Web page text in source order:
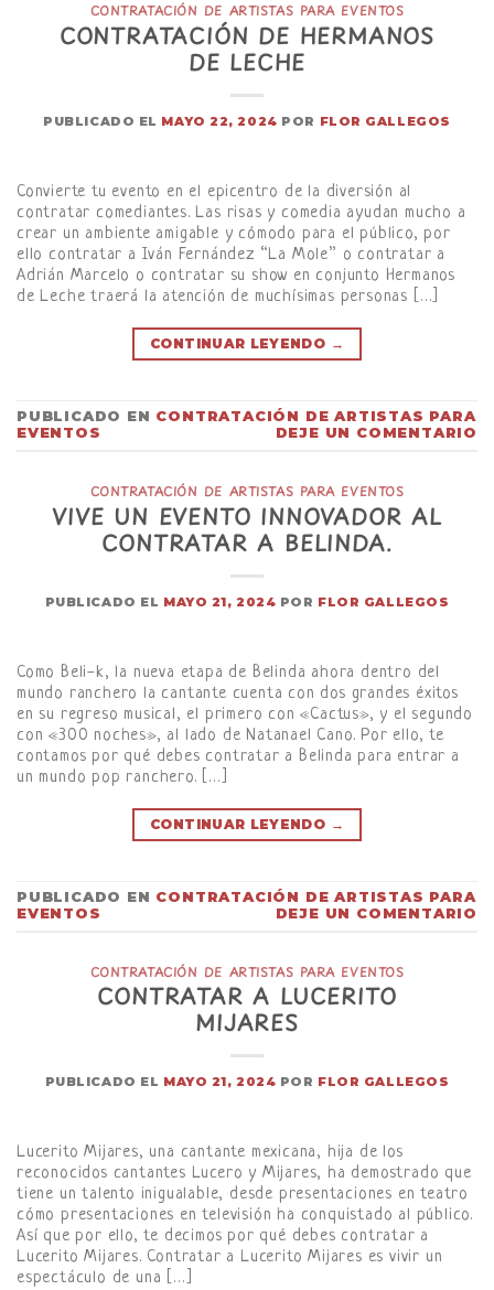
CONTRATACIÓN DE ARTISTAS PARA EVENTOS
CONTRATACIÓN DE HERMANOS
DE LECHE
PUBLICADO EL MAYO 22, 2024 POR FLOR GALLEGOS
Convierte tu evento en el epicentro de la diversión al
contratar comediantes. Las risas y comedia ayudan mucho a
crear un ambiente amigable y cómodo para el público, por
ello contratar a Iván Fernández “La Mole” o contratar a
Adrián Marcelo o contratar su show en conjunto Hermanos
de Leche traerá la atención de muchísimas personas […]
CONTINUAR LEYENDO →
PUBLICADO EN CONTRATACIÓN DE ARTISTAS PARA
EVENTOS
DEJE UN COMENTARIO
CONTRATACIÓN DE ARTISTAS PARA EVENTOS
VIVE UN EVENTO INNOVADOR AL
CONTRATAR A BELINDA.
PUBLICADO EL MAYO 21, 2024 POR FLOR GALLEGOS
Como Beli-k, la nueva etapa de Belinda ahora dentro del
mundo ranchero la cantante cuenta con dos grandes éxitos
en su regreso musical, el primero con «Cactus», y el segundo
con «300 noches», al lado de Natanael Cano. Por ello, te
contamos por qué debes contratar a Belinda para entrar a
un mundo pop ranchero. […]
CONTINUAR LEYENDO →
PUBLICADO EN CONTRATACIÓN DE ARTISTAS PARA
EVENTOS
DEJE UN COMENTARIO
CONTRATACIÓN DE ARTISTAS PARA EVENTOS
CONTRATAR A LUCERITO
MIJARES
PUBLICADO EL MAYO 21, 2024 POR FLOR GALLEGOS
Lucerito Mijares, una cantante mexicana, hija de los
reconocidos cantantes Lucero y Mijares, ha demostrado que
tiene un talento inigualable, desde presentaciones en teatro
cómo presentaciones en televisión ha conquistado al público.
Así que por ello, te decimos por qué debes contratar a
Lucerito Mijares. Contratar a Lucerito Mijares es vivir un
espectáculo de una […]